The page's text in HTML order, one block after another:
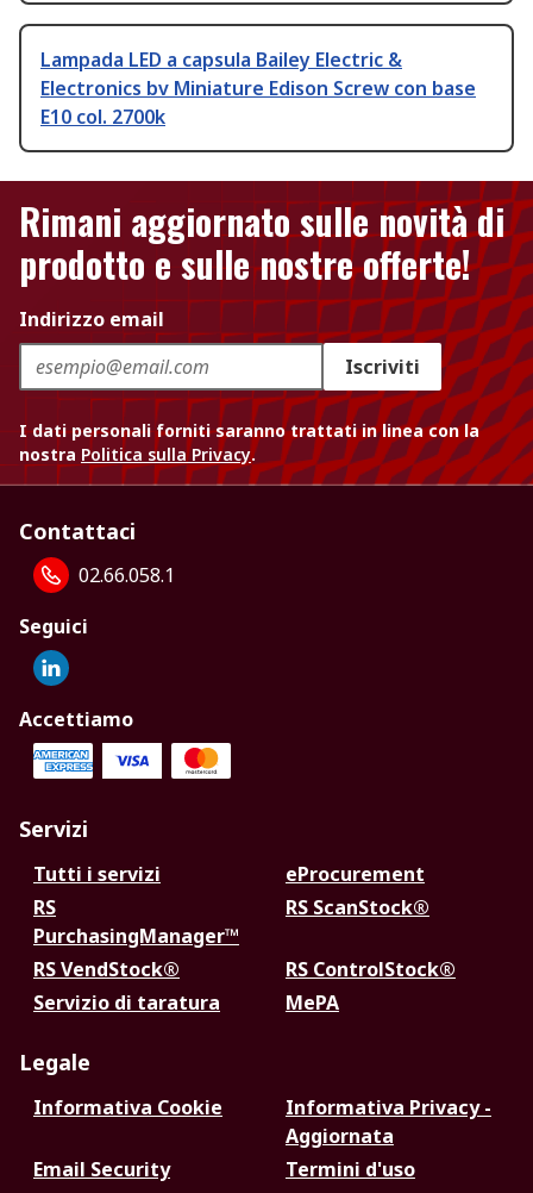
Lampada LED a capsula Bailey Electric &
Electronics bv Miniature Edison Screw con base
E10 col. 2700k
Rimani aggiornato sulle novità di
prodotto e sulle nostre offerte!
Indirizzo email
Iscriviti
I dati personali forniti saranno trattati in linea con la
nostra Politica sulla Privacy.
Contattaci
02.66.058.1
Seguici
Accettiamo
Servizi
Tutti i servizi
eProcurement
RS
PurchasingManager™
RS ScanStock®
RS VendStock®
RS ControlStock®
Servizio di taratura
MePA
Legale
Informativa Cookie
Informativa Privacy -
Aggiornata
Email Security
Termini d'uso